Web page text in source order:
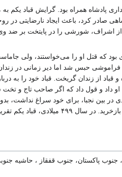
پادشاه همراه بود. گرایش قباد یکم
صادر کرد، باعث ایجاد نارضایتی در
اشراف، شورشی را در پایتخت بر ضد
بود که قتل او را می‌خواستند، ولی
فراموشی حبس شد اما دیر زمانی در
از زندان گریخت. قباد خود را به دربار
داد و قول داد که اگر صاحب تاج و تخت
در بین نجبا، برای خود سراغ نداشت،
واگذاری سلطنت به برادر، جان خود را بازخرید.
جنوب پاکستان، جنوب قفقاز ، حاشیه